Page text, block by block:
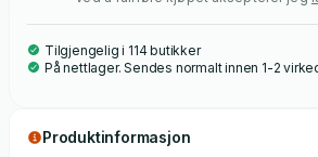
Tilgjengelig i 114 butikker
På nettlager. Sendes normalt innen 1-2
Produktinformasjon